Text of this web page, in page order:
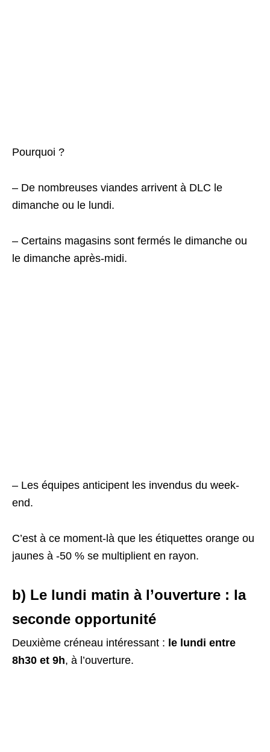
Pourquoi ?
– De nombreuses viandes arrivent à DLC le
dimanche ou le lundi.
– Certains magasins sont fermés le dimanche ou
le dimanche après-midi.
– Les équipes anticipent les invendus du week-
end.
C’est à ce moment-là que les étiquettes orange ou
jaunes à -50 % se multiplient en rayon.
b) Le lundi matin à l’ouverture : la
seconde opportunité
Deuxième créneau intéressant : le lundi entre
8h30 et 9h, à l’ouverture.